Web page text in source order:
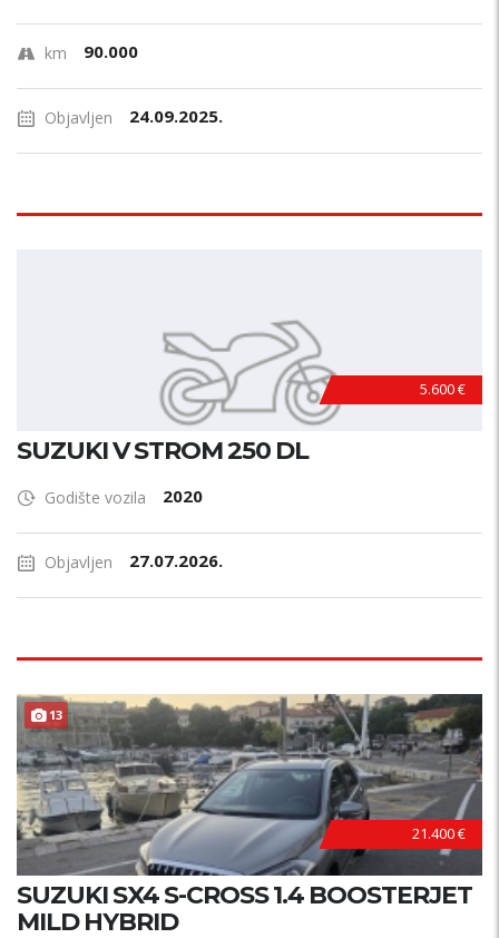
km 90.000
Objavljen 24.09.2025.
5.600 €
SUZUKI V STROM 250 DL
Godište vozila 2020
Objavljen 27.07.2026.
13
21.400 €
SUZUKI SX4 S-CROSS 1.4 BOOSTERJET
MILD HYBRID